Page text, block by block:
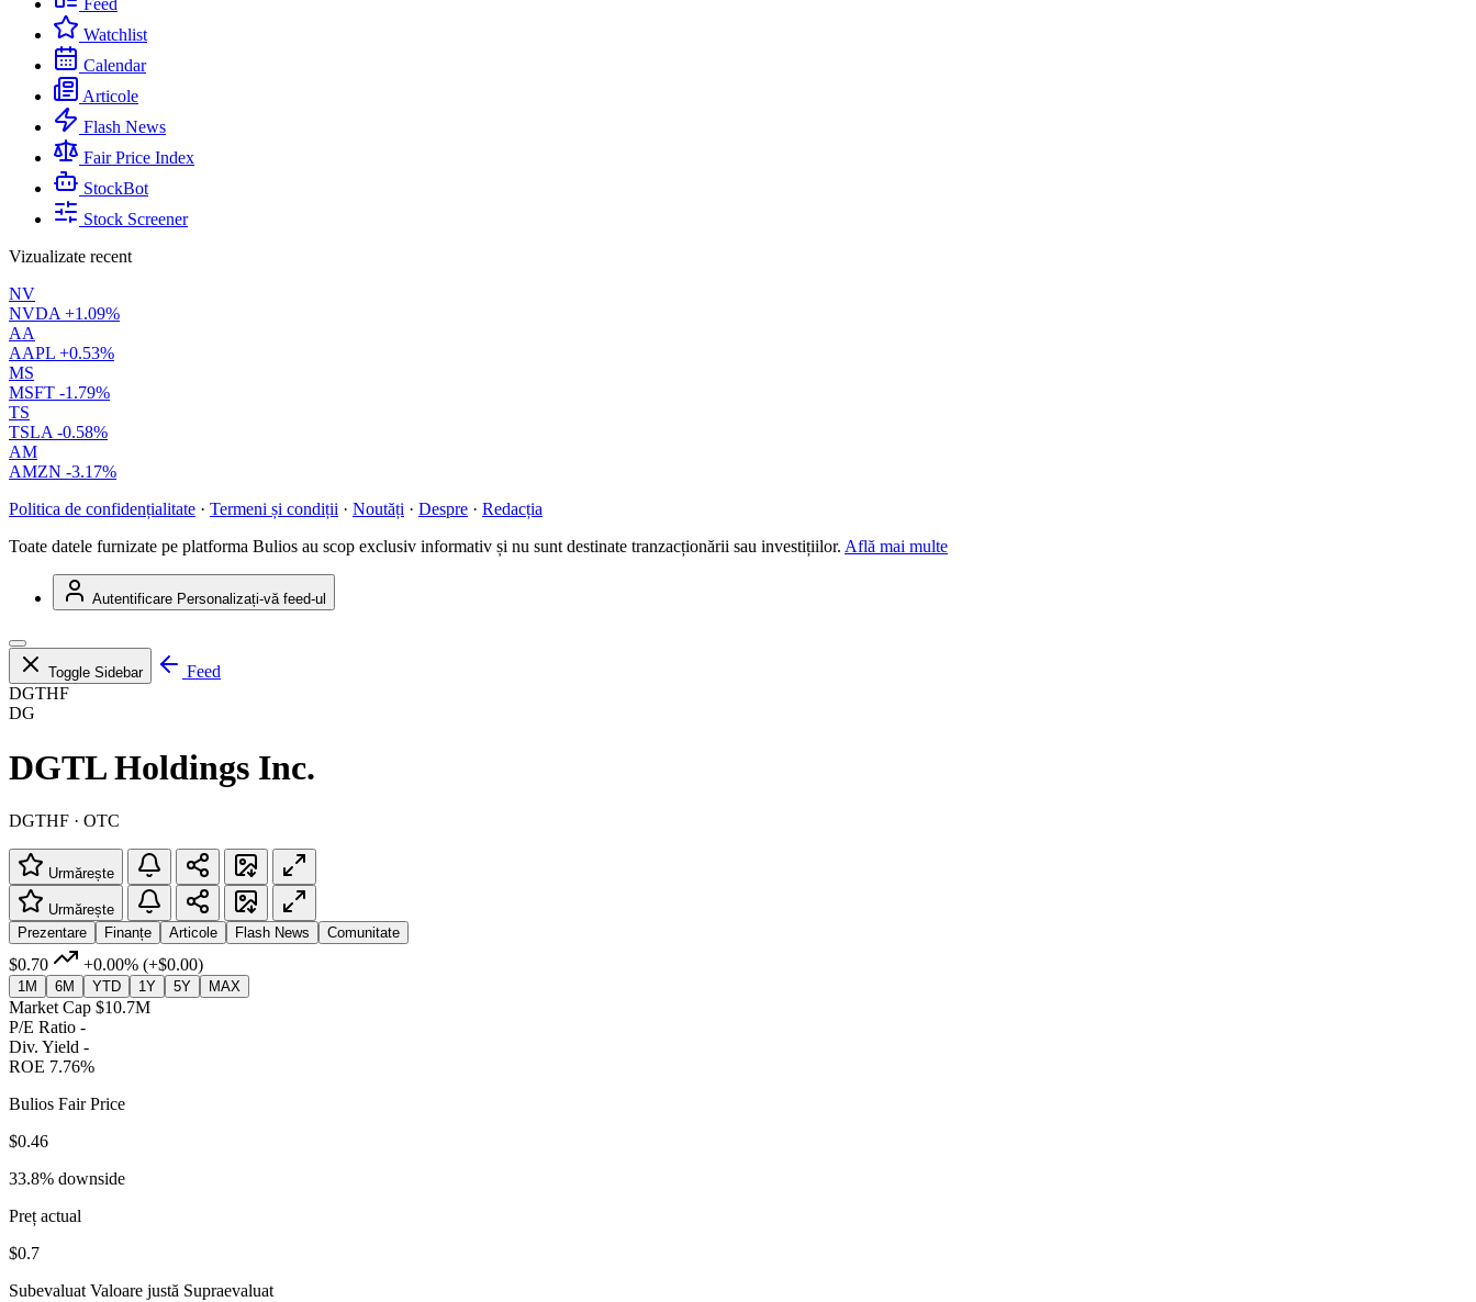
Feed
Watchlist
Calendar
Articole
Flash News
Fair Price Index
StockBot
Stock Screener
Vizualizate recent
NV
NVDA +1.09%
AA
AAPL +0.53%
MS
MSFT -1.79%
TS
TSLA -0.58%
AM
AMZN -3.17%
Politica de confidențialitate · Termeni și condiții · Noutăți · Despre · Redacția
Toate datele furnizate pe platforma Bulios au scop exclusiv informativ și nu sunt destinate tranzacționării sau investițiilor. Află mai multe
Autentificare Personalizați-vă feed-ul
Toggle Sidebar
Feed
DGTHF
DG
DGTL Holdings Inc.
DGTHF · OTC
Urmărește
Urmărește
Prezentare
Finanțe Articole Flash News Comunitate
$0.70 +0.00% (+$0.00)
1M 6M YTD 1Y 5Y MAX
Market Cap $10.7M
P/E Ratio -
Div. Yield -
ROE 7.76%
Bulios Fair Price
$0.46
33.8% downside
Preț actual
$0.7
Subevaluat Valoare justă Supraevaluat